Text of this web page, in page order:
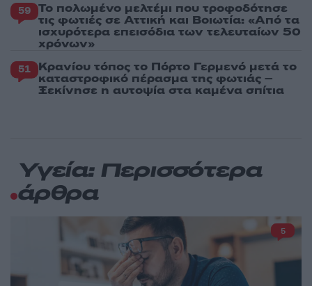
59 Το πολωμένο μελτέμι που τροφοδότησε
τις φωτιές σε Αττική και Βοιωτία: «Από τα
ισχυρότερα επεισόδια των τελευταίων 50
χρόνων»
51 Κρανίου τόπος το Πόρτο Γερμενό μετά το
καταστροφικό πέρασμα της φωτιάς –
Ξεκίνησε η αυτοψία στα καμένα σπίτια
Υγεία: Περισσότερα
άρθρα
5